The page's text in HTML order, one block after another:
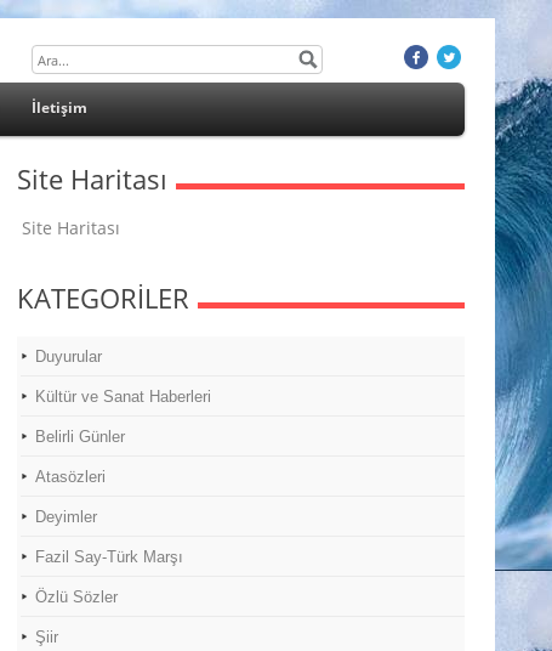
İletişim
Site Haritası
Site Haritası
KATEGORİLER
Duyurular
Kültür ve Sanat Haberleri
Belirli Günler
Atasözleri
Deyimler
Fazil Say-Türk Marşı
Özlü Sözler
Şiir